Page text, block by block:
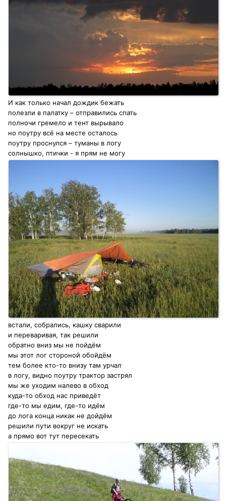
И как только начал дождик бежать
полезли в палатку – отправились спать
полночи гремело и тент вырывало
но поутру всё на месте осталось
поутру проснулся – туманы в логу
солнышко, птички - я прям не могу
встали, собрались, кашку сварили
и переваривая, так решили
обратно вниз мы не пойдём
мы этот лог стороной обойдём
тем более кто-то внизу там урчал
в логу, видно поутру трактор застрял
мы же уходим налево в обход
куда-то обход нас приведёт
где-то мы едим, где-то идём
до лога конца никак не дойдём
решили пути вокруг не искать
а прямо вот тут пересекать